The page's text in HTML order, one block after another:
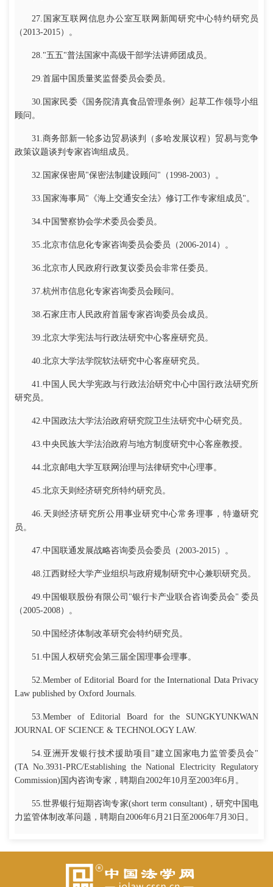
27.国家互联网信息办公室互联网新闻研究中心特约研究员
（2013-2015）。
28."五五"普法国家中高级干部学法讲师团成员。
29.首届中国质量奖监督委员会委员。
30.国家民委《国务院清真食品管理条例》起草工作领导小组
顾问。
31.商务部新一轮多边贸易谈判（多哈发展议程）贸易与竞争
政策议题谈判专家咨询组成员。
32.国家保密局"保密法制建设顾问"（1998-2003）。
33.国家海事局"《海上交通安全法》修订工作专家组成员"。
34.中国警察协会学术委员会委员。
35.北京市信息化专家咨询委员会委员（2006-2014）。
36.北京市人民政府行政复议委员会非常任委员。
37.杭州市信息化专家咨询委员会顾问。
38.石家庄市人民政府首届专家咨询委员会成员。
39.北京大学宪法与行政法研究中心客座研究员。
40.北京大学法学院软法研究中心客座研究员。
41.中国人民大学宪政与行政法治研究中心中国行政法研究所
研究员。
42.中国政法大学法治政府研究院卫生法研究中心研究员。
43.中央民族大学法治政府与地方制度研究中心客座教授。
44.北京邮电大学互联网治理与法律研究中心理事。
45.北京天则经济研究所特约研究员。
46.天则经济研究所公用事业研究中心常务理事，特邀研究
员。
47.中国联通发展战略咨询委员会委员（2003-2015）。
48.江西财经大学产业组织与政府规制研究中心兼职研究员。
49.中国银联股份有限公司"银行卡产业联合咨询委员会" 委员
（2005-2008）。
50.中国经济体制改革研究会特约研究员。
51.中国人权研究会第三届全国理事会理事。
52.Member of Editorial Board for the International Data Privacy
Law published by Oxford Journals.
53.Member of Editorial Board for the SUNGKYUNKWAN
JOURNAL OF SCIENCE & TECHNOLOGY LAW.
54.亚洲开发银行技术援助项目"建立国家电力监管委员会"
(TA No.3931-PRC/Establishing the National Electricity Regulatory
Commission)国内咨询专家，聘期自2002年10月至2003年6月。
55.世界银行短期咨询专家(short term consultant)，研究中国电
力监管体制改革问题，聘期自2006年6月21日至2006年7月30日。